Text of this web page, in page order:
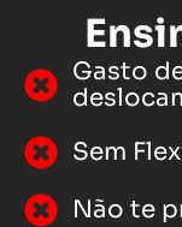
Gasto
Sem
Não te